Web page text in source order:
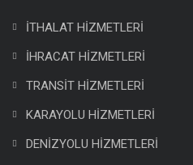
İTHALAT HİZMETLERİ
İHRACAT HİZMETLERİ
TRANSİT HİZMETLERİ
KARAYOLU HİZMETLERİ
DENİZYOLU HİZMETLERİ